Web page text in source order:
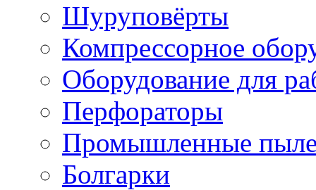
Шуруповёрты
Компрессорное
Оборудование для
Перфораторы
Промышленные
Болгарки